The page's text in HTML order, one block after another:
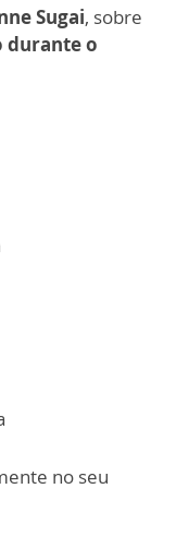
Sugai, sobre
durante o
no seu